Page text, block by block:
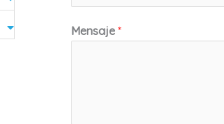
Mensaje *